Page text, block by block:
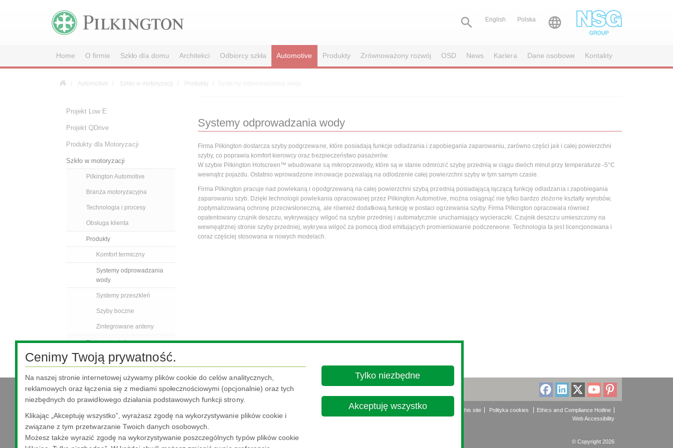
 English Polska 
Home O firmie Szkło dla domu Architekci Odbiorcy szkła Automotive Produkty Zrównoważony rozwój OSD News Kariera Dane osobowe Kontakty
Automotive Szkło w motoryzacji Produkty
Systemy odprowadzania wody
Firma Pilkington dostarcza szyby podgrzewane, które posiadają funkcje odladzania i zapobiegania zaparowaniu, zarówno części jak i całej powierzchni
szyby, co poprawia komfort kierowcy oraz bezpieczeństwo pasażerów.
W szybie Pilkington Hotscreen™ wbudowane są mikroprzewody, które są w stanie odmrozić szybę przednią w ciągu dwóch minut przy temperaturze -5°C
wewnątrz pojazdu. Ostatnio wprowadzone innowacje pozwalają na odlodzenie całej powierzchni szyby w tym samym czasie.
Firma Pilkington pracuje nad powlekaną i opodgrzewaną na całej powierzchni szybą przednią posiadającą łączącą funkcję odladzania i zapobiegania
zaparowaniu szyb. Dzięki technologii powlekania opracowanej przez Pilkington Automotive, można osiągnąć nie tylko bardzo złożone kształty wyrobów,
zoptymalizowaną ochronę przeciwsłoneczną, ale również dodatkową funkcję w postaci ogrzewania szyby. Firma Pilkington opracowała również
opatentowany czujnik deszczu, wykrywający wilgoć na szybie przedniej i automatycznie uruchamiający wycieraczki. Czujnik deszczu umieszczony na
wewnęątrznej stronie szyby przedniej, wykrywa wilgoć za pomocą diod emitujących promieniowanie podczerwone. Technologia ta jest licencjonowana i
coraz częściej stosowana w nowych modelach.
Projekt Low E
Projekt QDrive
Produkty dla Motoryzacji
Szkło w motoryzacji
Pilkington Automotive
Branża motoryzacyjna
Technologia i procesy
Obsługa klienta
Produkty
Komfort termiczny
Systemy odprowadzania
wody
Systemy przeszkleń
Szyby boczne
Zintegrowane anteny
Złożone kształty
Head Office - 3-5-27 Mita Minato-ku Tokyo
Nota Prawna Polityka prywatności About this site Polityka cookies
Ethics and Compliance Hotline
Web Accessibility
© Copyright 2026
Cenimy Twoją prywatność.
Na naszej stronie internetowej używamy plików cookie do celów analitycznych,
reklamowych oraz łączenia się z mediami społecznościowymi (opcjonalnie) oraz tych
niezbędnych do prawidłowego działania podstawowych funkcji strony.
Klikając „Akceptuję wszystko”, wyrażasz zgodę na wykorzystywanie plików cookie i
związane z tym przetwarzanie Twoich danych osobowych.
Możesz także wyrazić zgodę na wykorzystywanie poszczególnych typów plików cookie
Tylko niezbędne
Akceptuję wszystko